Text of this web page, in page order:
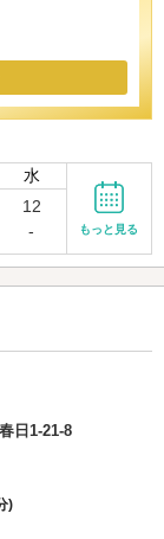
水
12
-
もっと見る
うち3
日1-21-8
)